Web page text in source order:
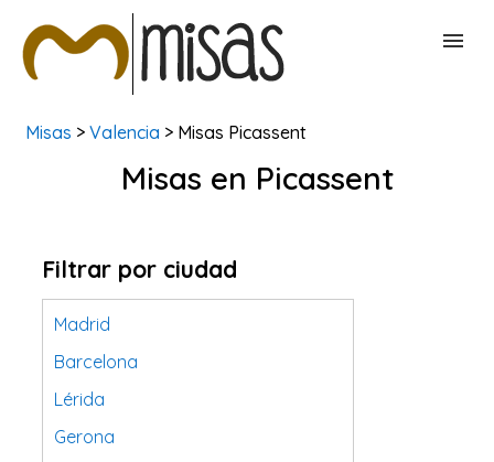
BUSCAR MISAS
Misas > Valencia > Misas Picassent
Misas en Picassent
Filtrar por ciudad
Madrid
Barcelona
Lérida
Gerona